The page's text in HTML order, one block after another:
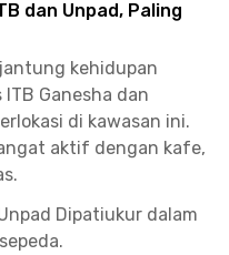
dan Unpad, Paling
kehidupan
Ganesha dan
di kawasan ini.
aktif dengan kafe,
Dipatiukur dalam